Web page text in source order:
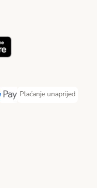
Method
Method
pay Payment Method
Plaćanje unaprijed
Plaćanje unaprijed